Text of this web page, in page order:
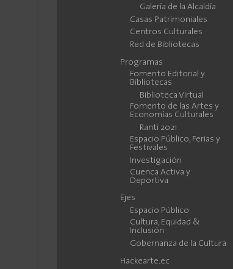
Galería de la Alcaldía
Casas Patrimoniales
Centros Culturales
Red de Bibliotecas
Programas
Fomento Editorial y
Bibliotecas
Biblioteca Virtual
Fomento de las Artes y
Economías Culturales
Ranti 2021
Espacio Público, Ferias y
Festivales
Investigación
Cuenca Activa y
Deportiva
Ejes
Espacio Público
Cultura, Equidad &
Inclusión
Gobernanza de la Cultura
Hackearte.ec